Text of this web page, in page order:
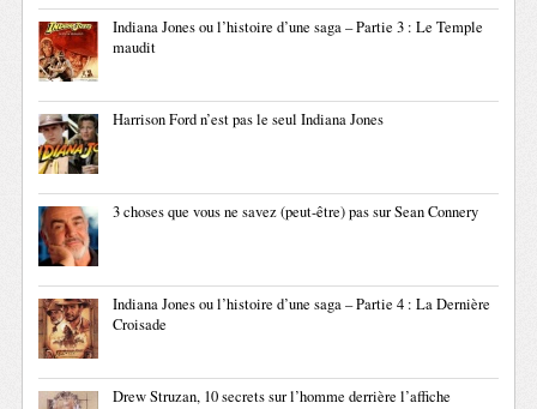
Indiana Jones ou l’histoire d’une saga – Partie 3 : Le Temple
maudit
Harrison Ford n’est pas le seul Indiana Jones
3 choses que vous ne savez (peut-être) pas sur Sean Connery
Indiana Jones ou l’histoire d’une saga – Partie 4 : La Dernière
Croisade
Drew Struzan, 10 secrets sur l’homme derrière l’affiche